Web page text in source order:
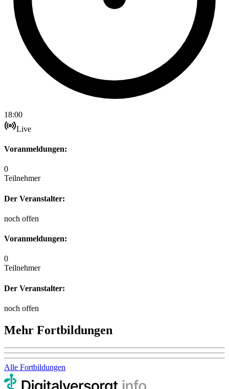
18:00
Live
Voranmeldungen:
0
Teilnehmer
Der Veranstalter:
noch offen
Voranmeldungen:
0
Teilnehmer
Der Veranstalter:
noch offen
Mehr Fortbildungen
Alle Fortbildungen